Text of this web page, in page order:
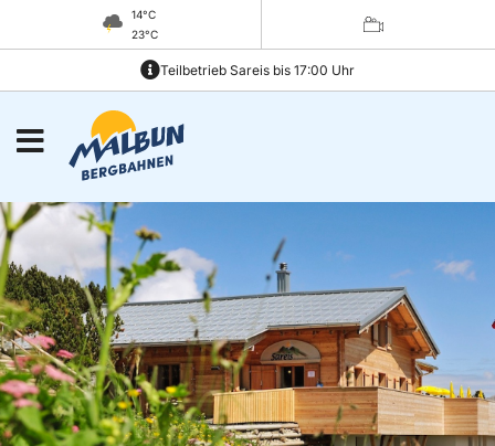
14°C
23°C
Teilbetrieb Sareis bis 17:00 Uhr